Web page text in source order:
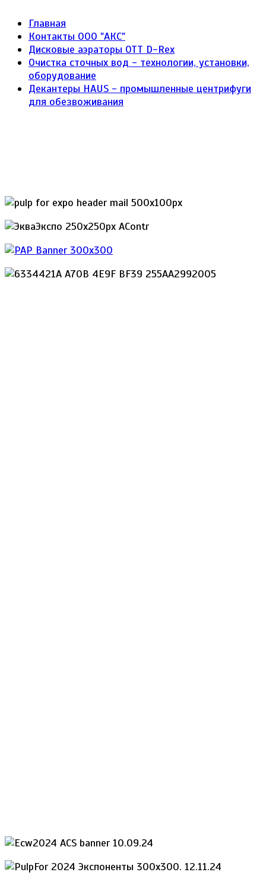
Главная
Контакты ООО "АКС"
Дисковые аэраторы ОТТ D-Rex
Очистка сточных вод - технологии, установки,
оборудование
Декантеры HAUS - промышленные центрифуги
для обезвоживания